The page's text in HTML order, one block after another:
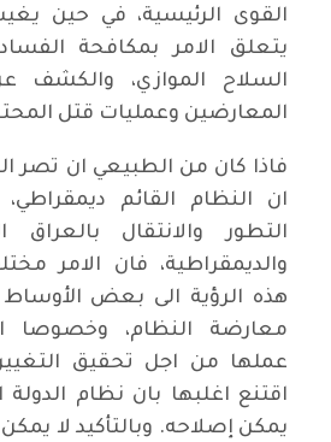
القوى الرئيسية، في حين
يتعلق الامر بمكافحة
السلاح الموازي، والكشف
المعارضين وعمليات قتل
فاذا كان من الطبيعي ان تصر
ان النظام القائم
التطور والانتقال
والديمقراطية، فان الامر
هذه الرؤية الى بعض
معارضة النظام، وخصوصا
عملها من اجل تحقيق
اقتنع اغلبها بان نظام الدولة
يمكن إصلاحه. وبالتأكيد لا